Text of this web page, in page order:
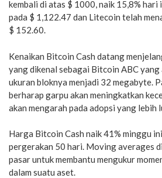
kembali di atas $ 1000, naik 15,8% hari
pada $ 1,122.47 dan Litecoin telah
$ 152.60.
Kenaikan Bitcoin Cash datang
yang dikenal sebagai Bitcoin ABC yang
ukuran bloknya menjadi 32 megabyte.
berharap garpu akan meningkatkan
akan mengarah pada adopsi yang lebih
Harga Bitcoin Cash naik 41% minggu
pergerakan 50 hari. Moving averages
pasar untuk membantu mengukur
dalam suatu aset.